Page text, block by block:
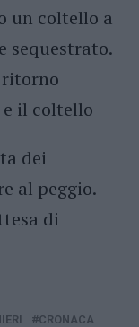
un coltello a
sequestrato.
e il coltello
dei
al peggio.
di
CRONACA